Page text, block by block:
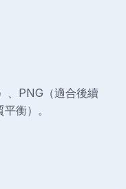
、PNG（適合後續
衡）。